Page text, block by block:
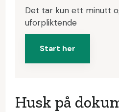
Det tar kun ett minutt
uforpliktende
Start her
Husk på